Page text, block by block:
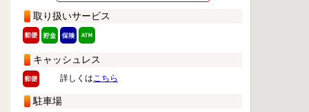
取り扱いサービス
キャッシュレス
詳しくはこちら
駐車場